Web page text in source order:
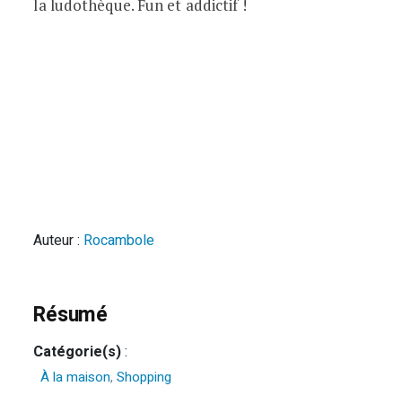
la ludothèque. Fun et addictif !
Auteur : Rocambole
Résumé
Catégorie(s):
À la maison,Shopping